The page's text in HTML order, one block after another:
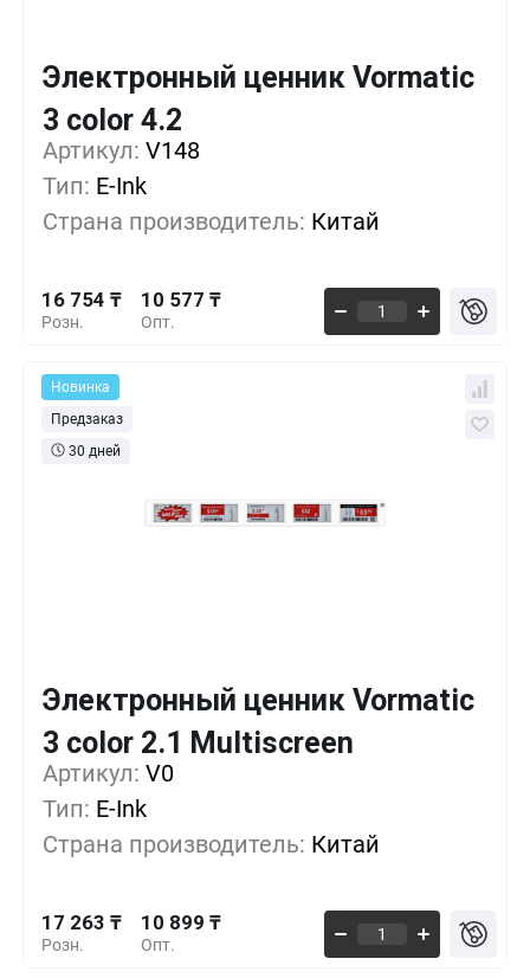
Электронный ценник Vormatic
3 color 4.2
Артикул: V148
Тип: E-Ink
Страна производитель: Китай
Розн.
16 754 ₸
Опт.
10 577 ₸
1+ 0%
500+
1000+ -30%
Новинка
Предзаказ
30 дней
Электронный ценник Vormatic
3 color 2.1 Multiscreen
Артикул: V0
Тип: E-Ink
Страна производитель: Китай
Розн.
17 263 ₸
Опт.
10 899 ₸
1+
500+
1000+ -30%